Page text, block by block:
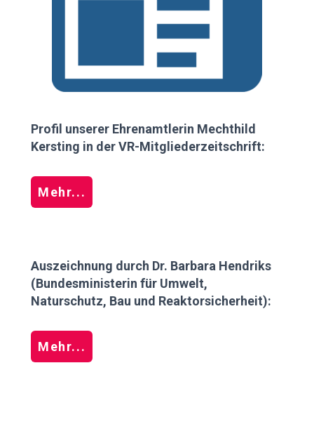
Profil unserer Ehrenamtlerin Mechthild
Kersting in der VR-Mitgliederzeitschrift:
Mehr...
Auszeichnung durch Dr. Barbara Hendriks
(Bundesministerin für Umwelt,
Naturschutz, Bau und Reaktorsicherheit):
Mehr...